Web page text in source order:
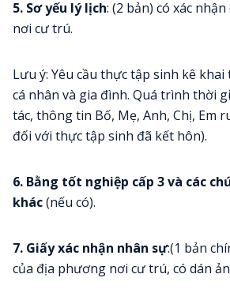
5. Sơ yếu lý lịch: (2 bản) có xác
nơi cư trú.
Lưu ý: Yêu cầu thực tập sinh kê
cá nhân và gia đình. Quá trình thời
tác, thông tin Bố, Mẹ, Anh, Chị, Em
đối với thực tập sinh đã kết hôn).
6. Bằng tốt nghiệp cấp 3 và các
khác(nếu có).
7. Giấy xác nhận nhân sự:(1 bản
của địa phương nơi cư trú, có dán